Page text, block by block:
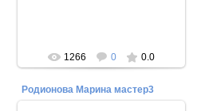
1266 0 0.0
Родионова Марина мастер3